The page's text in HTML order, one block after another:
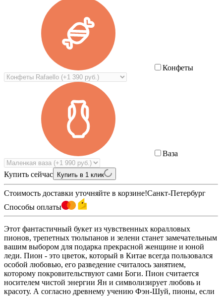
Конфеты
Ваза
Купить сейчас Купить в 1 клик
Стоимость доставки уточняйте в корзине!Санкт-Петербург
Способы оплаты
Этот фантастичный букет из чувственных коралловых
пионов, трепетных тюльпанов и зелени станет замечательным
вашим выбором для подарка прекрасной женщине и юной
леди. Пион - это цветок, который в Китае всегда пользовался
особой любовью, его разведение считалось занятием,
которому покровительствуют сами Боги. Пион считается
носителем чистой энергии Ян и символизирует любовь и
красоту. А согласно древнему учению Фэн-Шуй, пионы, если